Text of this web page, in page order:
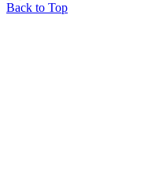
Back to Top